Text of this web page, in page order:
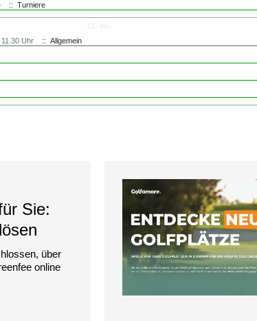
:: Turniere
Uhr :: Allgemein
Sie:
über
online